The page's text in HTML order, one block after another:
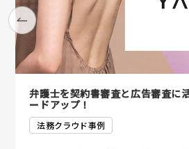
弁護士を契約書審査と広告審査に
ードアップ！
法務クラウド事例